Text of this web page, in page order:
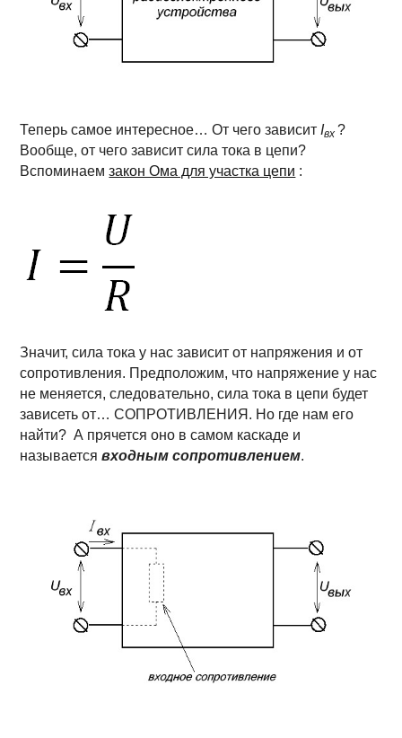
Теперь самое интересное… От чего зависит Iвх ?
Вообще, от чего зависит сила тока в цепи?
Вспоминаемзакон Ома для участка цепи :
Значит, сила тока у нас зависит от напряжения и от
сопротивления. Предположим, что напряжение у нас
не меняется, следовательно, сила тока в цепи будет
зависеть от… СОПРОТИВЛЕНИЯ. Но где нам его
найти? А прячется оно в самом каскаде и
называетсявходным сопротивлением.